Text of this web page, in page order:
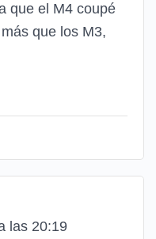
que el M4 coupé
que los M3,
las 20:19